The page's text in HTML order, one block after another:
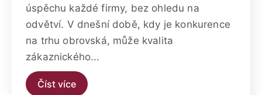
úspěchu každé firmy, bez ohledu na
odvětví. V dnešní době, kdy je konkurence
na trhu obrovská, může kvalita
zákaznického...
Číst více